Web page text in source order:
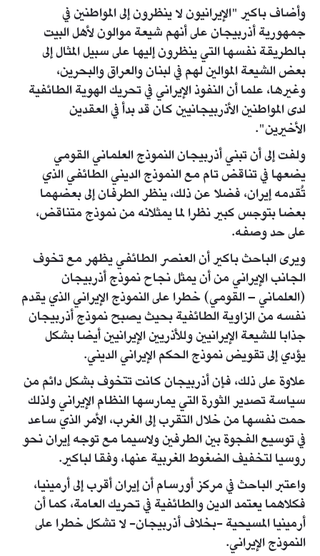
وأضاف باكير "الإيرانيون لا ينظرون إلى المواطنين في
جمهورية أذربيجان على أنهم شيعة موالون لأهل البيت
بالطريقة نفسها التي ينظرون إليها على سبيل المثال إلى
بعض الشيعة الموالين لهم في لبنان والعراق والبحرين،
وغيرها، علما أن النفوذ الإيراني في تحريك الهوية الطائفية
لدى المواطنين الأذربيجانيين كان قد بدأ في العقدين
الأخيرين".
ولفت إلى أن تبني أذربيجان النموذج العلماني القومي
يضعها في تناقض تام مع النموذج الديني الطائفي الذي
تُقدمه إيران، فضلا عن ذلك، ينظر الطرفان إلى بعضهما
بعضا بتوجس كبير نظرا لما يمثلانه من نموذج متناقض،
على حد وصفه.
ويرى الباحث باكير أن العنصر الطائفي يظهر مع تخوف
الجانب الإيراني من أن يمثل نجاح نموذج أذربيجان
(العلماني – القومي) خطرا على النموذج الإيراني الذي يقدم
نفسه من الزاوية الطائفية بحيث يصبح نموذج أذربيجان
جذابا للشيعة الإيرانيين وللأذريين الإيرانيين أيضا بشكل
يؤدي إلى تقويض نموذج الحكم الإيراني الديني.
علاوة على ذلك، فإن أذربيجان كانت تتخوف بشكل دائم من
سياسة تصدير الثورة التي يمارسها النظام الإيراني ولذلك
حمت نفسها من خلال التقرب إلى الغرب، الأمر الذي ساعد
في توسيع الفجوة بين الطرفين ولاسيما مع توجه إيران نحو
روسيا لتخفيف الضغوط الغربية عنها، وفقا لباكير.
واعتبر الباحث في مركز أورسام أن إيران أقرب إلى أرمينيا،
فكلاهما يعتمد الدين والطائفية في تحريك العامة، كما أن
أرمينيا المسيحية -بخلاف أذربيجان- لا تشكل خطرا على
النموذج الإيراني.